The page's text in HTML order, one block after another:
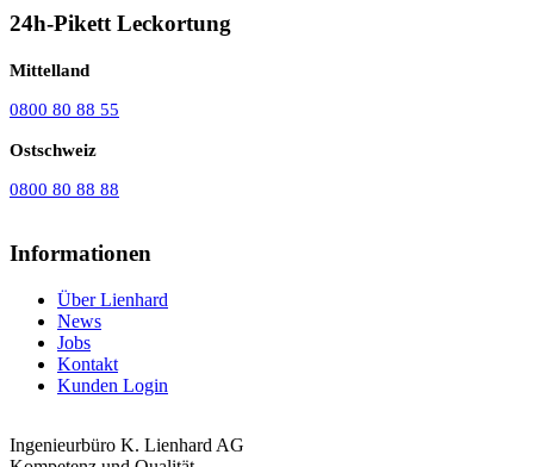
24h-Pikett Leckortung
Mittelland
0800 80 88 55
Ostschweiz
0800 80 88 88
Informationen
Über Lienhard
News
Jobs
Kontakt
Kunden Login
Ingenieurbüro K. Lienhard AG